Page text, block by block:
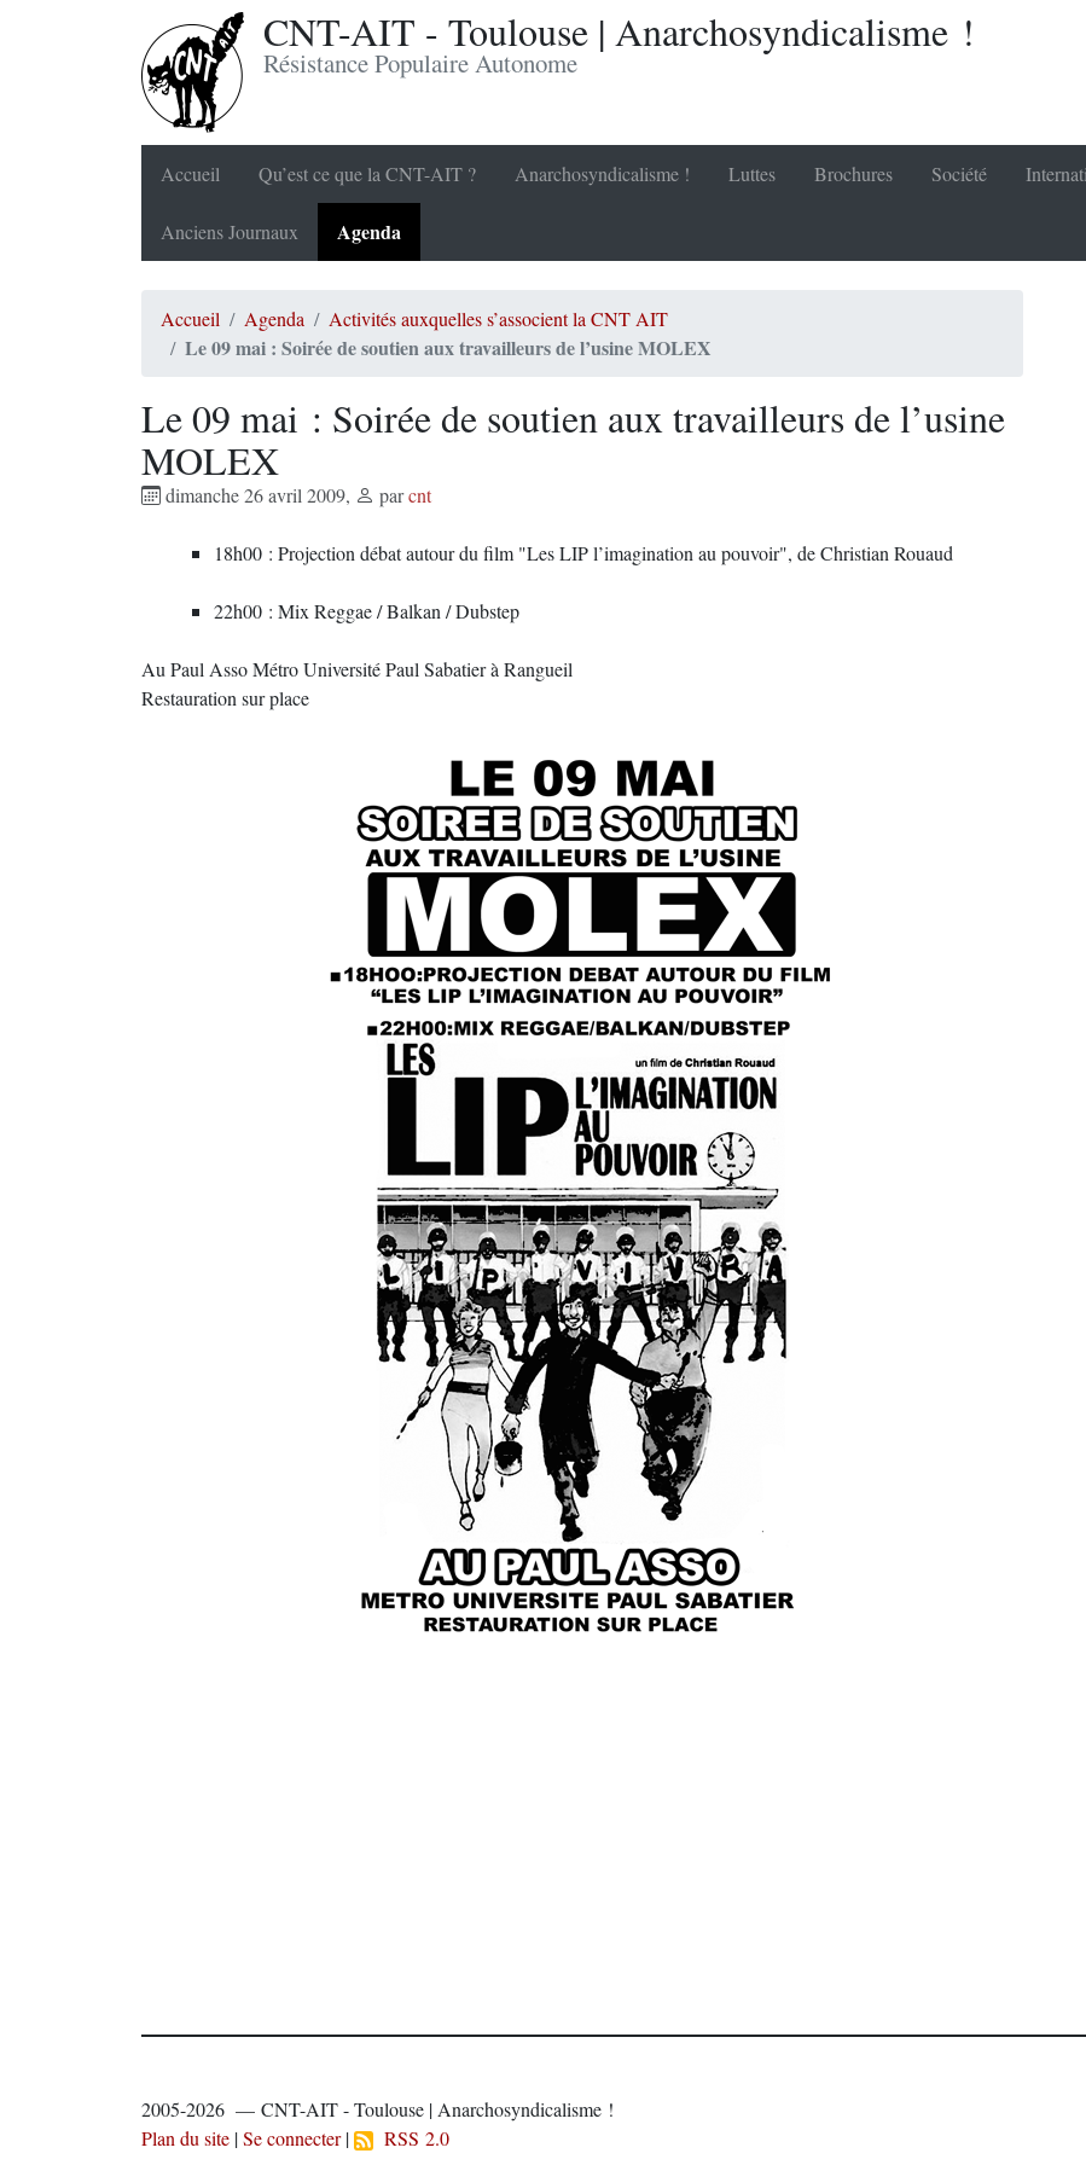
CNT-AIT - Toulouse | Anarchosyndicalisme !
Résistance Populaire Autonome
Accueil Qu’est ce que la CNT-AIT ? Anarchosyndicalisme ! Luttes Brochures Société
Anciens Journaux Agenda
Accueil Agenda Activités auxquelles s’associent la CNT AIT
Le 09 mai : Soirée de soutien aux travailleurs de l’usine MOLEX
Le 09 mai : Soirée de soutien aux travailleurs de l’usine
MOLEX
dimanche 26 avril 2009, parcnt
18h00 : Projection débat autour du film "Les LIP l’imagination au pouvoir", de Christian Rouaud
22h00 : Mix Reggae / Balkan / Dubstep
Au Paul Asso Métro Université Paul Sabatier à Rangueil
Restauration sur place
2005-2026 — CNT-AIT - Toulouse | Anarchosyndicalisme !
Plan du site |Se connecter| RSS 2.0